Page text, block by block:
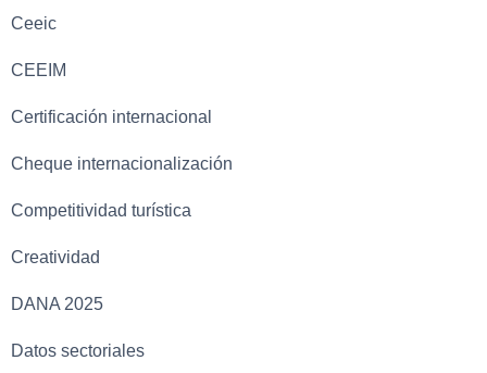
Ceeic
CEEIM
Certificación internacional
Cheque internacionalización
Competitividad turística
Creatividad
DANA 2025
Datos sectoriales